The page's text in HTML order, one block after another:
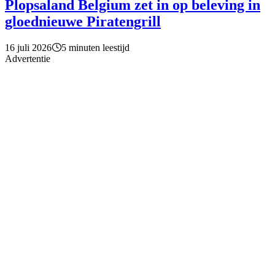
Plopsaland Belgium zet in op beleving in
gloednieuwe Piratengrill
16 juli 2026
5 minuten leestijd
Advertentie